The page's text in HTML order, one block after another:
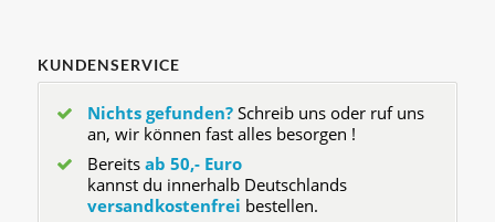
KUNDENSERVICE
Nichts gefunden?Schreib uns oder ruf uns
an, wir können fast alles besorgen !
Bereits ab 50,- Euro
kannst du innerhalb Deutschlands
versandkostenfrei bestellen.